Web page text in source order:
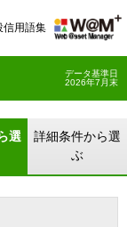
信用語集
データ基準日
2026年7月末
選
詳細条件から選
ぶ